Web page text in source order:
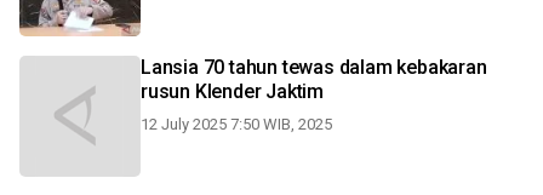
Lansia 70 tahun tewas dalam kebakaran
rusun Klender Jaktim
12 July 2025 7:50 WIB, 2025